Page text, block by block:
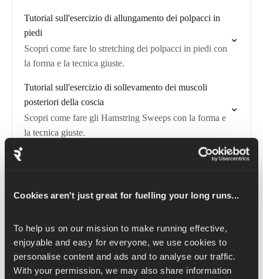
Cookies aren't just great for fuelling your long runs...
To help us on our mission to make running effective,
enjoyable and easy for everyone, we use cookies to
personalise content and ads and to analyse our traffic.
With your permission, we may also share information
Tutorial sull'esercizio di allungamento dei polpacci in
piedi
Scopri come fare lo stretching dei polpacci in piedi con
la forma e la tecnica giuste.
Tutorial sull'esercizio di sollevamento dei muscoli
posteriori della coscia
Scopri come fare gli Hamstring Sweeps con la forma e
la tecnica giuste.
sdraiato su un fianco
Scopri come fare i mulini a vento dinamici sdraiati su
un fianco con la forma e la tecnica giuste.